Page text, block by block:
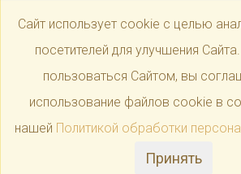
Crystal Light
Сайт использует cookie с целью
посетителей для улучшения
пользоваться Сайтом, вы
использование файлов cookie в
нашей Политикой обработки
Принять